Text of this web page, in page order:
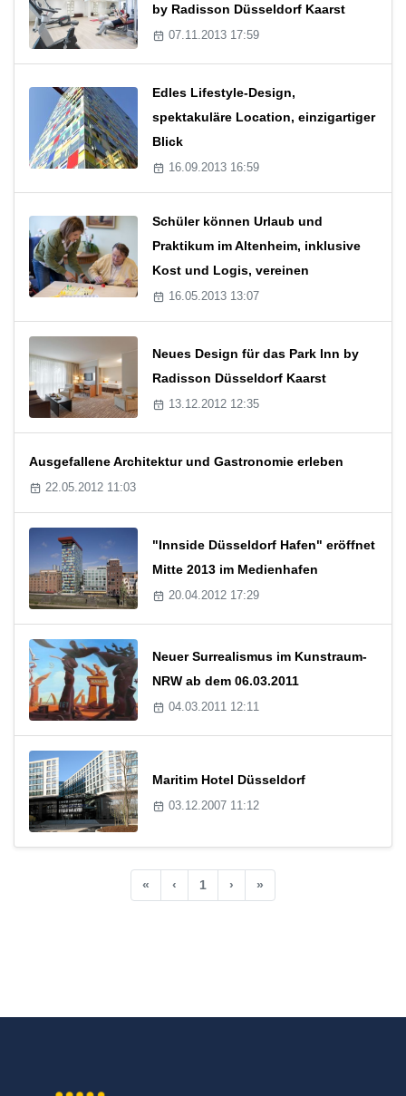
by Radisson Düsseldorf Kaarst
07.11.2013 17:59
Edles Lifestyle-Design,
spektakuläre Location, einzigartiger
Blick
16.09.2013 16:59
Schüler können Urlaub und
Praktikum im Altenheim, inklusive
Kost und Logis, vereinen
16.05.2013 13:07
Neues Design für das Park Inn by
Radisson Düsseldorf Kaarst
13.12.2012 12:35
Ausgefallene Architektur und Gastronomie erleben
22.05.2012 11:03
"Innside Düsseldorf Hafen" eröffnet
Mitte 2013 im Medienhafen
20.04.2012 17:29
Neuer Surrealismus im Kunstraum-
NRW ab dem 06.03.2011
04.03.2011 12:11
Maritim Hotel Düsseldorf
03.12.2007 11:12
« ‹ 1 › »